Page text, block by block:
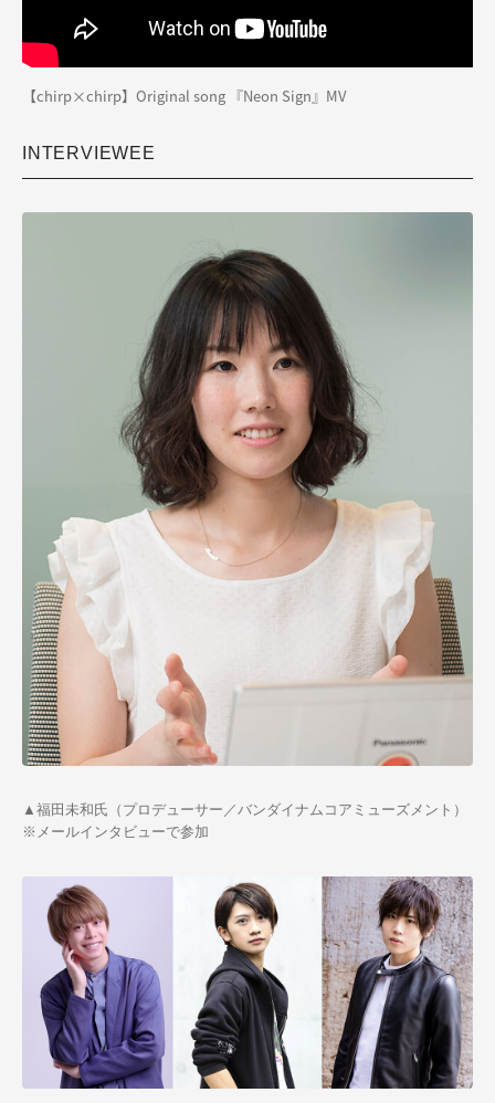
【chirp×chirp】Original song 『Neon Sign』MV
INTERVIEWEE
▲福田未和氏（プロデューサー／バンダイナムコアミューズメント）
※メールインタビューで参加